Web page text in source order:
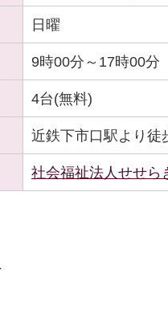
日曜
9時00分～17時00分
4台(無料)
近鉄下市口駅より徒
社会福祉法人せせら